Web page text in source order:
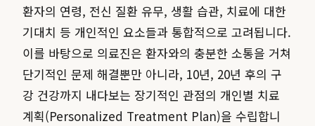
환자의 연령, 전신 질환 유무, 생활 습관, 치료에 대한
기대치 등 개인적인 요소들과 통합적으로 고려됩니다.
이를 바탕으로 의료진은 환자와의 충분한 소통을 거쳐
단기적인 문제 해결뿐만 아니라, 10년, 20년 후의 구
강 건강까지 내다보는 장기적인 관점의 개인별 치료
계획(Personalized Treatment Plan)을 수립합니